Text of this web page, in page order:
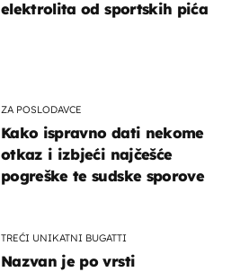
elektrolita od sportskih pića
ZA POSLODAVCE
Kako ispravno dati nekome
otkaz i izbjeći najčešće
pogreške te sudske sporove
TREĆI UNIKATNI BUGATTI
Nazvan je po vrsti